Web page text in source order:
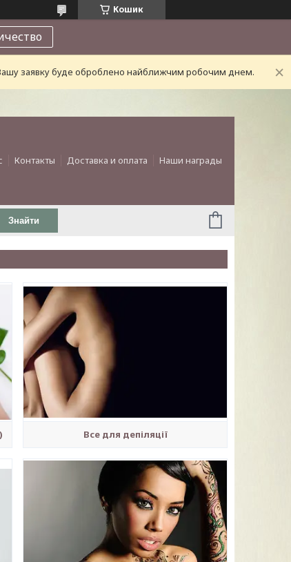
Кошик
Вашу заявку буде оброблено найближчим робочим днем.
Контакты Доставка и оплата Наши награды
Знайти
Все для депіляції